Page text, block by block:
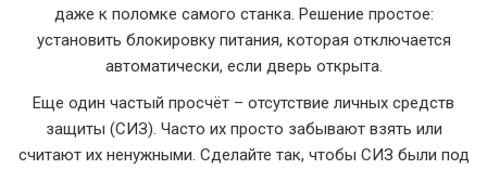
даже к поломке самого станка. Решение простое:
установить блокировку питания, которая отключается
автоматически, если дверь открыта.
Еще один частый просчёт – отсутствие личных средств
защиты (СИЗ). Часто их просто забывают взять или
считают их ненужными. Сделайте так, чтобы СИЗ были под